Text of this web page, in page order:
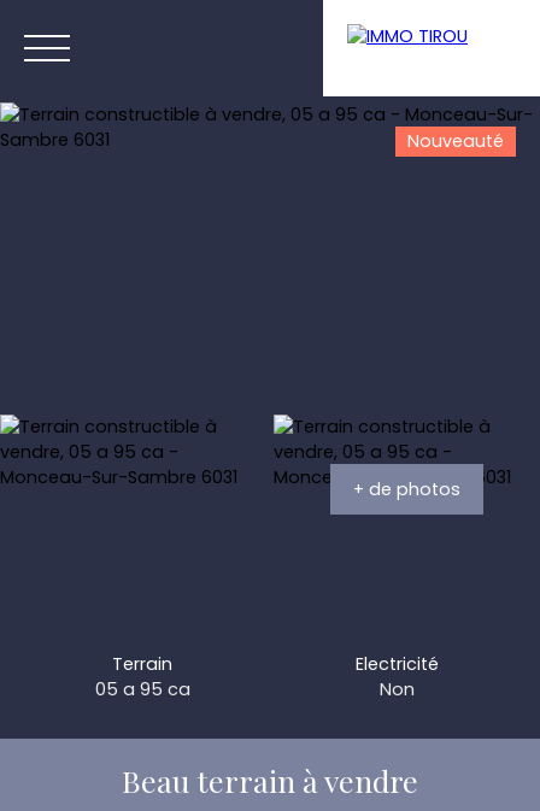
Menu Nouveauté
+ de photos
Terrain
05 a 95 ca
Electricité
Non
Beau terrain à vendre